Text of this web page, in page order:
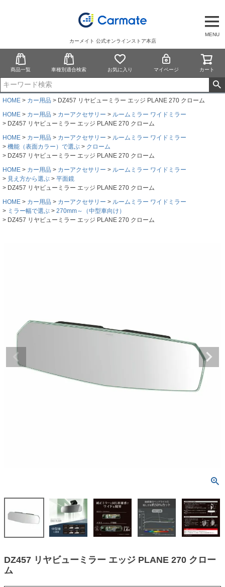
MENU
カーメイト 公式オンラインストア本店
商品一覧 車種別適合検索 お気に入り マイページ カート
HOME カー用品
DZ457 リヤビューミラー エッジ PLANE 270 クローム
HOME
カー用品 カーアクセサリー
ルームミラー ワイドミラー
DZ457 リヤビューミラー エッジ PLANE 270 クローム
HOME
カー用品 カーアクセサリー
ルームミラー ワイドミラー
機能（表面カラー）で選ぶ
クローム
DZ457 リヤビューミラー エッジ PLANE 270 クローム
HOME
カー用品 カーアクセサリー
ルームミラー ワイドミラー
見え方から選ぶ
平面鏡
DZ457 リヤビューミラー エッジ PLANE 270 クローム
HOME
カー用品 カーアクセサリー
ルームミラー ワイドミラー
ミラー幅で選ぶ
270mm～（中型車向け）
DZ457 リヤビューミラー エッジ PLANE 270 クローム
DZ457 リヤビューミラー エッジ PLANE 270 クロー
ム